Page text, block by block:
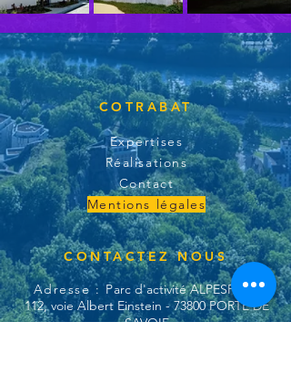
COTRABAT
Expertises
Réalisations
Contact
Mentions légales
CONTACTEZ NOUS
Adresse :Parc d'activité ALPESPACE
112, voie Albert Einstein - 73800 PORTE DE
SAVOIE